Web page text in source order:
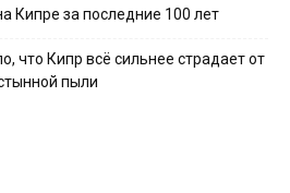
Кипре за последние 100 лет
что Кипр всё сильнее страдает от
пыли